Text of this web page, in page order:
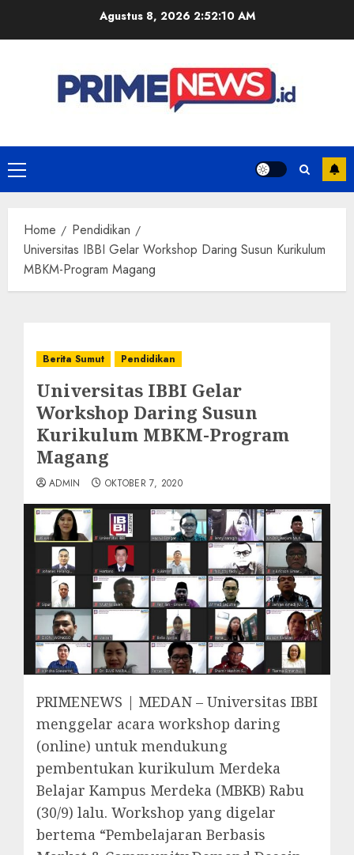
Agustus 8, 20262:52:11 AM
Primary
Menu
Home
Pendidikan
Universitas IBBI Gelar Workshop Daring Susun Kurikulum
MBKM-Program Magang
Berita Sumut Pendidikan
Universitas IBBI Gelar
Workshop Daring Susun
Kurikulum MBKM-Program
Magang
ADMIN OKTOBER 7, 2020
PRIMENEWS | MEDAN – Universitas IBBI
menggelar acara workshop daring
(online) untuk mendukung
pembentukan kurikulum Merdeka
Belajar Kampus Merdeka (MBKB) Rabu
(30/9) lalu. Workshop yang digelar
bertema “Pembelajaran Berbasis